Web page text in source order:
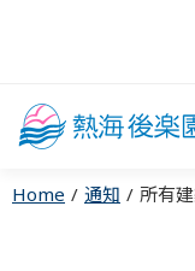
Home 通知 所有